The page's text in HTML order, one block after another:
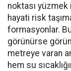
noktası
hayati risk
formasyonlar.
görünürse
metreye varan
hem su